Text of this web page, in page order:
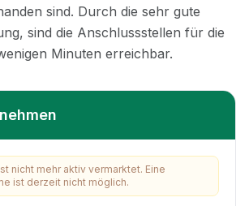
nicht mehr aktiv vermarktet. Eine
ist derzeit nicht möglich.